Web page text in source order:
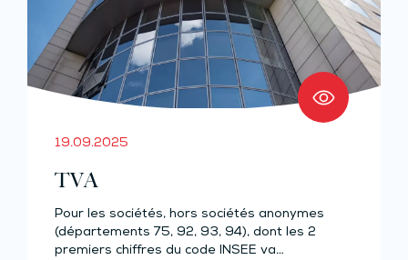
19.09.2025
TVA
Pour les sociétés, hors sociétés anonymes
(départements 75, 92, 93, 94), dont les 2
premiers chiffres du code INSEE va…